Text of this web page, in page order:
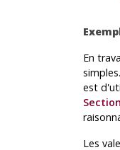
En
est
Les